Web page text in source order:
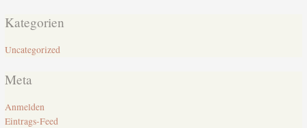
Kategorien
Uncategorized
Meta
Anmelden
Eintrags-Feed